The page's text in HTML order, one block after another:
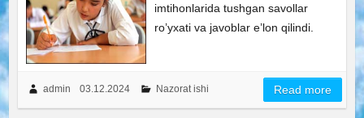
imtihonlarida tushgan savollar
ro’yxati va javoblar e’lon qilindi.
admin 03.12.2024 Nazorat ishi Read more